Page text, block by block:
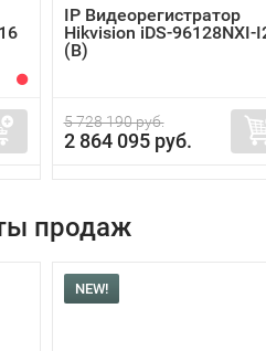
IP Видеорегистратор
Hikvision iDS-96128NXI-
(B)
5 728 190 руб.
2 864 095 руб.
продаж
NEW!